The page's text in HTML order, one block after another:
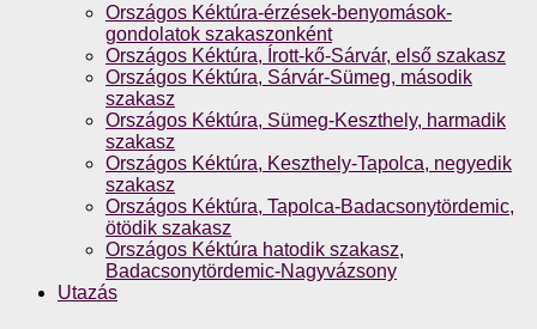
Országos Kéktúra-érzések-benyomások-
gondolatok szakaszonként
Országos Kéktúra, Írott-kő-Sárvár, első szakasz
Országos Kéktúra, Sárvár-Sümeg, második
szakasz
Országos Kéktúra, Sümeg-Keszthely, harmadik
szakasz
Országos Kéktúra, Keszthely-Tapolca, negyedik
szakasz
Országos Kéktúra, Tapolca-Badacsonytördemic,
ötödik szakasz
Országos Kéktúra hatodik szakasz,
Badacsonytördemic-Nagyvázsony
Utazás